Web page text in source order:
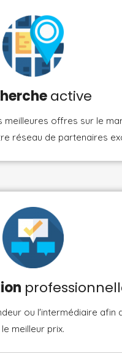
active
meilleures offres sur le
réseau de partenaires
ou l'intermédiaire afin
le meilleur prix.